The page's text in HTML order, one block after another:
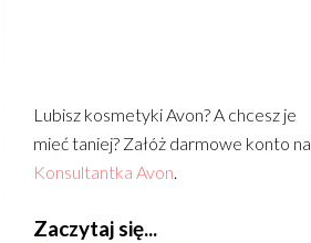
Lubisz kosmetyki Avon? A chcesz je
mieć taniej? Załóż darmowe konto na
Konsultantka Avon.
Zaczytaj się...